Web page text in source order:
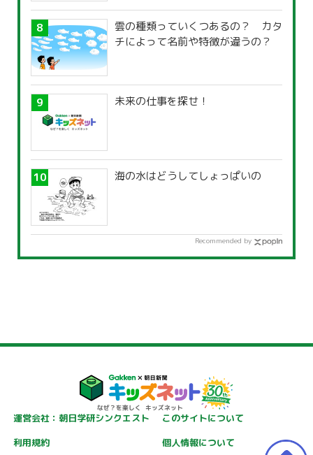
雲の種類っていくつあるの？ カタ
チによって名前や特徴が違うの？
未来の仕事を探せ！
海の水はどうしてしょっぱいの
Recommended by
運営会社：朝日学研シンクエスト
このサイトについて
利用規約
個人情報について